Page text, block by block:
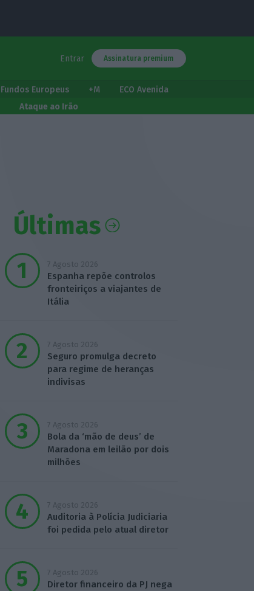
Entrar Assinatura premium
Fundos Europeus +M
ECO Avenida
Ataque ao Irão
Últimas
7 Agosto 2026
Espanha repõe controlos
fronteiriços a viajantes de
Itália
7 Agosto 2026
Seguro promulga decreto
para regime de heranças
indivisas
7 Agosto 2026
Bola da ‘mão de deus’ de
Maradona em leilão por dois
milhões
7 Agosto 2026
Auditoria à Polícia Judiciaria
foi pedida pelo atual diretor
7 Agosto 2026
Diretor financeiro da PJ nega